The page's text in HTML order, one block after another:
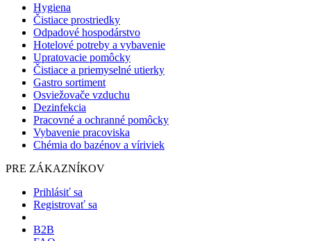
Hygiena
Čistiace prostriedky
Odpadové hospodárstvo
Hotelové potreby a vybavenie
Upratovacie pomôcky
Čistiace a priemyselné utierky
Gastro sortiment
Osviežovače vzduchu
Dezinfekcia
Pracovné a ochranné pomôcky
Vybavenie pracoviska
Chémia do bazénov a víriviek
PRE ZÁKAZNÍKOV
Prihlásiť sa
Registrovať sa
B2B